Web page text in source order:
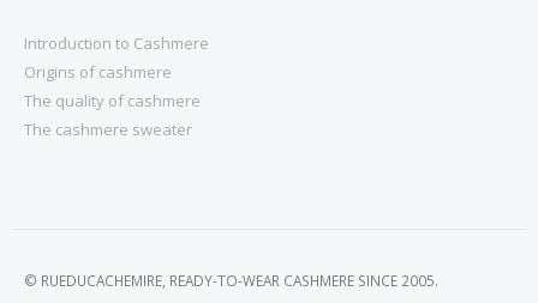
Introduction to Cashmere
Origins of cashmere
The quality of cashmere
The cashmere sweater
© RUEDUCACHEMIRE, READY-TO-WEAR CASHMERE SINCE 2005.